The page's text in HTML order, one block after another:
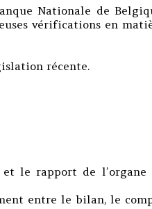
Nationale de
vérifications en
récente.
le rapport de l’organe
entre le bilan, le